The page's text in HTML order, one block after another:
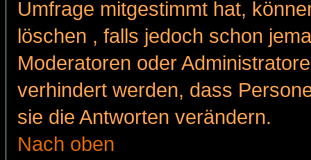
Umfrage mitgestimmt hat,
löschen , falls jedoch schon
Moderatoren oder
verhindert werden, dass
sie die Antworten verändern.
Nach oben